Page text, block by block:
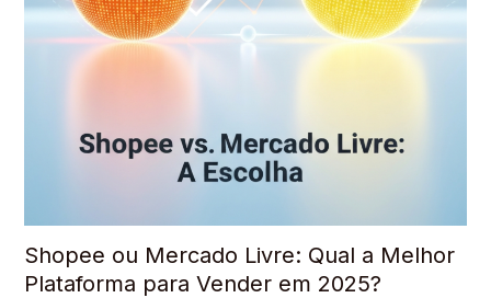
Shopee ou Mercado Livre: Qual a Melhor
Plataforma para Vender em 2025?